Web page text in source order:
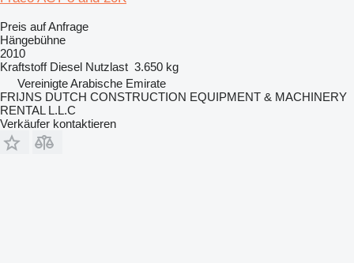
Preis auf Anfrage
Hängebühne
2010
Kraftstoff Diesel Nutzlast 3.650 kg
Vereinigte Arabische Emirate
FRIJNS DUTCH CONSTRUCTION EQUIPMENT & MACHINERY
RENTAL L.L.C
Verkäufer kontaktieren